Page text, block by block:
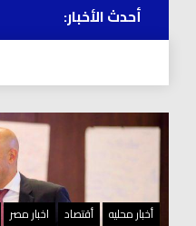
أحدث الأخبار:
أخبار محليه أقتصاد اخبار مصر